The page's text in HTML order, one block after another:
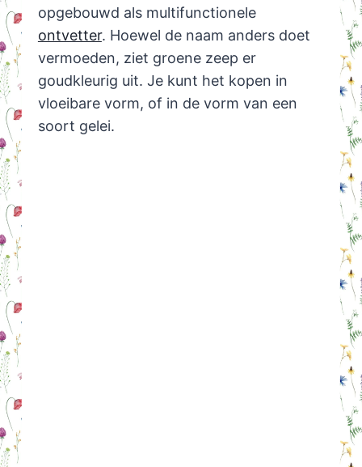
opgebouwd als multifunctionele
ontvetter. Hoewel de naam anders doet
vermoeden, ziet groene zeep er
goudkleurig uit. Je kunt het kopen in
vloeibare vorm, of in de vorm van een
soort gelei.